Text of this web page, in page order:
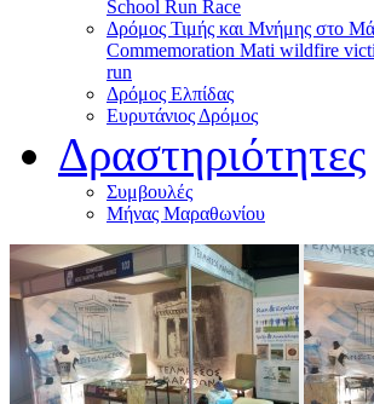
School Run Race
Δρόμος Τιμής και Μνήμης στο
Commemoration Mati wildfire
run
Δρόμος Ελπίδας
Ευρυτάνιος Δρόμος
Δραστηριότητες
Συμβουλές
Μήνας Μαραθωνίου